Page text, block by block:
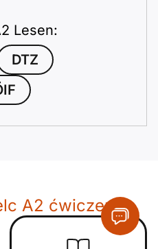
Lesen:
DTZ
A2 ćwiczenia